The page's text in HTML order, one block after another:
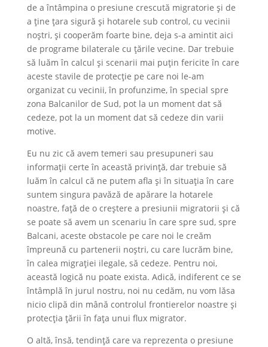
de a întâmpina o presiune crescută migratorie și de
a ține țara sigură și hotarele sub control, cu vecinii
noștri, și cooperăm foarte bine, deja s-a amintit aici
de programe bilaterale cu țările vecine. Dar trebuie
să luăm în calcul și scenarii mai puțin fericite în care
aceste stavile de protecție pe care noi le-am
organizat cu vecinii, în profunzime, în special spre
zona Balcanilor de Sud, pot la un moment dat să
cedeze, pot la un moment dat să cedeze din varii
motive.
Eu nu zic că avem temeri sau presupuneri sau
informații certe în această privință, dar trebuie să
luăm în calcul că ne putem afla și în situația în care
suntem singura pavăză de apărare la hotarele
noastre, față de o creștere a presiunii migratorii și că
se poate să avem un scenariu în care spre sud, spre
Balcani, aceste obstacole pe care noi le creăm
împreună cu partenerii noștri, cu care lucrăm bine,
în calea migrației ilegale, să cedeze. Pentru noi,
această logică nu poate exista. Adică, indiferent ce se
întâmplă în jurul nostru, noi nu cedăm, nu vom lăsa
nicio clipă din mână controlul frontierelor noastre și
protecția țării în fața unui flux migrator.
O altă, însă, tendință care va reprezenta o presiune